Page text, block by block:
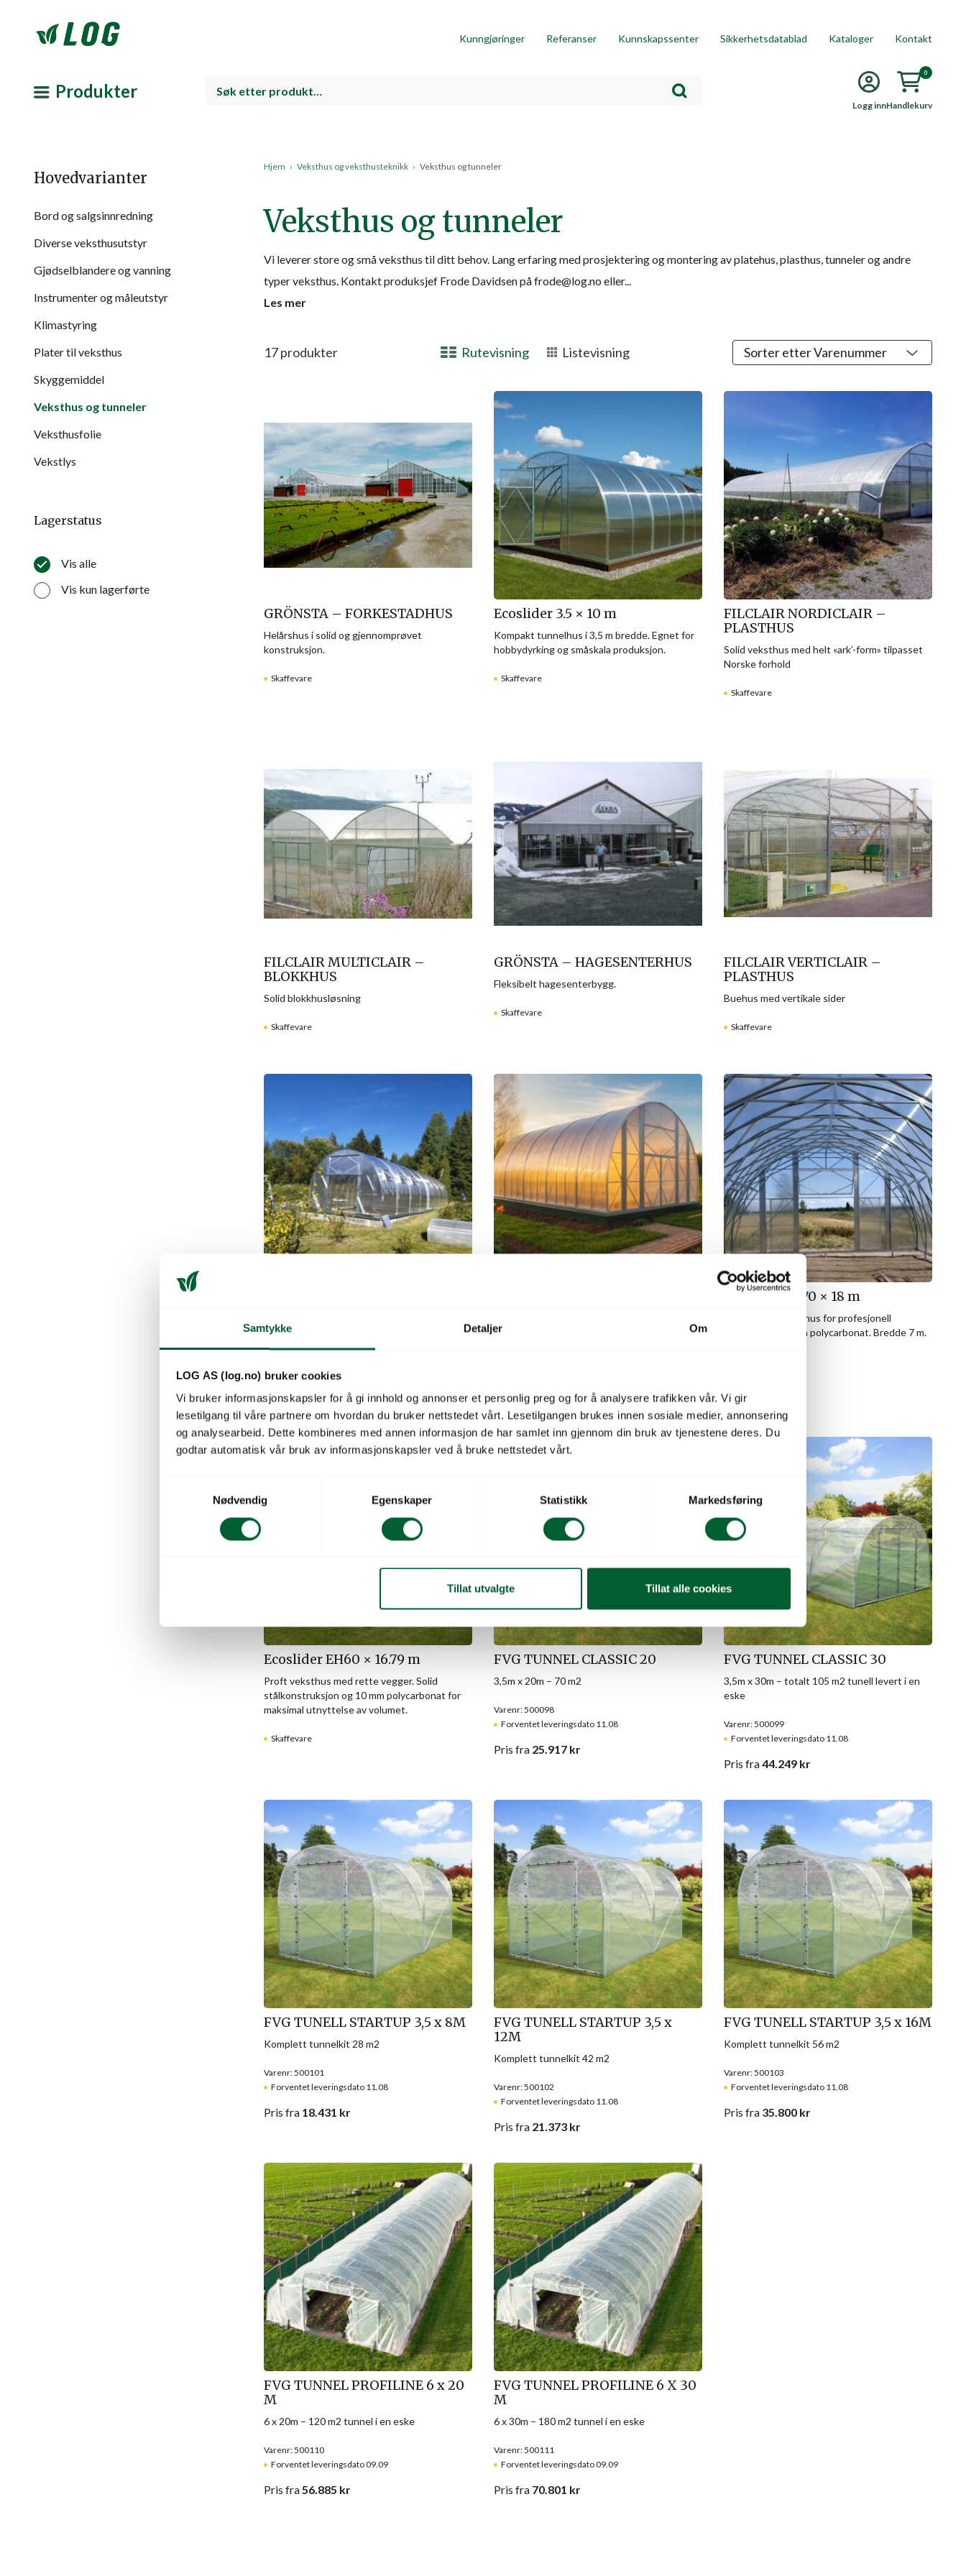
Samtykke Detaljer Om
LOG AS (log.no) bruker cookies
Vi bruker informasjonskapsler for å gi innhold og annonser et personlig preg og for å analysere trafikken vår. Vi gir
lesetilgang til våre partnere om hvordan du bruker nettstedet vårt. Lesetilgangen brukes innen sosiale medier, annonsering
og analysearbeid. Dette kombineres med annen informasjon de har samlet inn gjennom din bruk av tjenestene deres. Du
godtar automatisk vår bruk av informasjonskapsler ved å bruke nettstedet vårt.
v
Nødvendig Egenskaper Statistikk Markedsføring
Tillat utvalgte Tillat alle cookies
Kunngjøringer Referanser Kunnskapssenter Sikkerhetsdatablad Kataloger Kontakt
Produkter
Logg innHandlekurv
0
Hovedvarianter
Bord og salgsinnredning
Diverse veksthusutstyr
Gjødselblandere og vanning
Instrumenter og måleutstyr
Klimastyring
Plater til veksthus
Skyggemiddel
Veksthus og tunneler
Veksthusfolie
Vekstlys
Lagerstatus
Vis alle
Vis kun lagerførte
Hjem › Veksthus og veksthusteknikk › Veksthus og tunneler
Veksthus og tunneler
Vi leverer store og små veksthus til ditt behov. Lang erfaring med prosjektering og montering av platehus, plasthus, tunneler og andre
typer veksthus. Kontakt produksjef Frode Davidsen på frode@log.no eller...
Les mer
17produkter Rutevisning Listevisning
GRÖNSTA – FORKESTADHUS
Skaffevare
Helårshus i solid og gjennomprøvet
konstruksjon.
Ecoslider 3.5 × 10 m
Skaffevare
Kompakt tunnelhus i 3,5 m bredde. Egnet for
hobbydyrking og småskala produksjon.
FILCLAIR NORDICLAIR –
PLASTHUS
Skaffevare
Solid veksthus med helt «ark’-form» tilpasset
Norske forhold
FILCLAIR MULTICLAIR –
BLOKKHUS
Skaffevare
Solid blokkhusløsning
GRÖNSTA – HAGESENTERHUS
Skaffevare
Fleksibelt hagesenterbygg.
FILCLAIR VERTICLAIR –
PLASTHUS
Skaffevare
Buehus med vertikale sider
polycarbonatplater. Bredde 5 m – egnet for
profesjonell dyrking og produksjon i nordisk
polycarbonat. Bredde 6 m
Ecoslider ES70 × 18 m
Stort tunnelveksthus for profesjonell
produksjon. 10 mm polycarbonat. Bredde 7 m.
Ecoslider EH60 × 16.79 m
Skaffevare
Proft veksthus med rette vegger. Solid
stålkonstruksjon og 10 mm polycarbonat for
maksimal utnyttelse av volumet.
FVG TUNNEL CLASSIC 20
Varenr: 500098
Forventet leveringsdato 11.08
3,5m x 20m – 70 m2
Pris fra 25.917kr
FVG TUNNEL CLASSIC 30
Varenr: 500099
Forventet leveringsdato 11.08
3,5m x 30m – totalt 105 m2 tunell levert i en
eske
Pris fra44.249kr
FVG TUNELL STARTUP 3,5 x 8M
Varenr: 500101
Forventet leveringsdato 11.08
Komplett tunnelkit 28 m2
Pris fra 18.431 kr
FVG TUNELL STARTUP 3,5 x
12M
Varenr: 500102
Forventet leveringsdato 11.08
Komplett tunnelkit 42 m2
Pris fra 21.373kr
FVG TUNELL STARTUP 3,5 x 16M
Varenr: 500103
Forventet leveringsdato 11.08
Komplett tunnelkit 56 m2
Pris fra 35.800kr
FVG TUNNEL PROFILINE 6 x 20
M
Varenr: 500110
Forventet leveringsdato 09.09
6 x 20m – 120 m2 tunnel i en eske
Pris fra56.885 kr
FVG TUNNEL PROFILINE 6 X 30
M
Varenr: 500111
Forventet leveringsdato 09.09
6 x 30m – 180 m2 tunnel i en eske
Pris fra 70.801 kr